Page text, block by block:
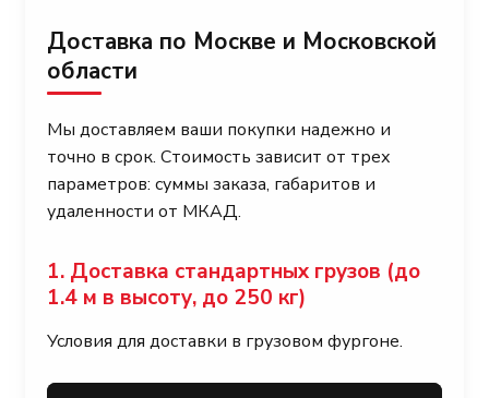
Доставка по Москве и Московской
области
Мы доставляем ваши покупки надежно и
точно в срок. Стоимость зависит от трех
параметров: суммы заказа, габаритов и
удаленности от МКАД.
1. Доставка стандартных грузов (до
1.4 м в высоту, до 250 кг)
Условия для доставки в грузовом фургоне.